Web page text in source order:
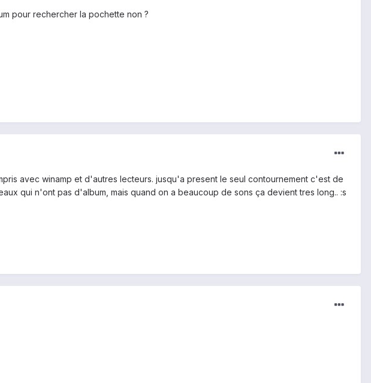
pour rechercher la pochette non ?
avec winamp et d'autres lecteurs. jusqu'a present le seul contournement c'est de
qui n'ont pas d'album, mais quand on a beaucoup de sons ça devient tres long.. :s